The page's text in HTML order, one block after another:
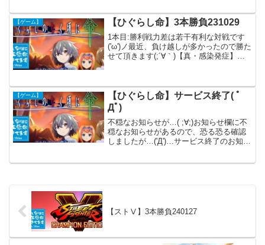
15・スキルLV10まで上げまくり、回...
【ゲーム】 【ひぐらし命】3本勝負231029
1本目:勝利戦力差は若干有利な対戦です
('ω')ノ最近、負け越しが多かったので勝た
せて頂きます(;´∀｀)【真・感染発症】鳳
【ゲーム】
【ひぐらし命】サービス終了( ﾟ
Дﾟ)
不穏なお知らせが…( ;∀;)お知らせ欄に不
穏なお知らせがあるので、恐る恐る確認
しましたが…('Д')…サービス終了のお知ら
【ストⅤ】3本勝負240127